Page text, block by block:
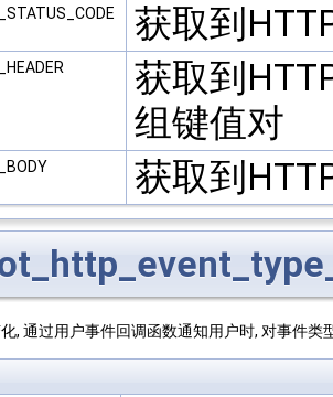
获取到
获取到
组键值对
获取到
, 通过用户事件回调函数通知用户时, 对事件类